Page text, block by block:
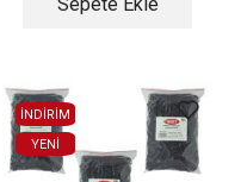
İNDİRİM
YENI